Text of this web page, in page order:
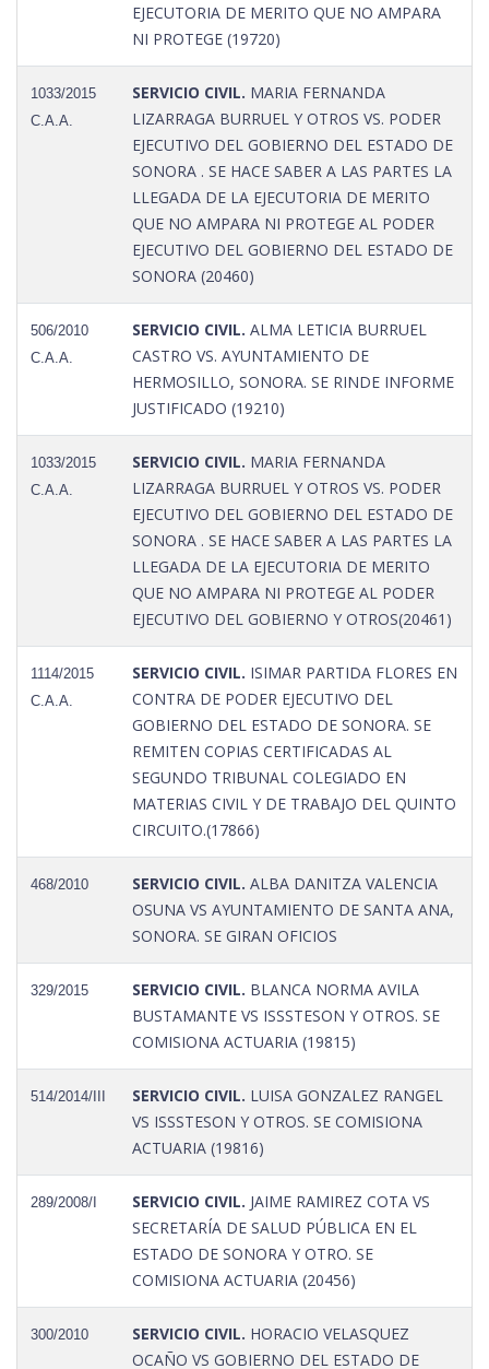
EJECUTORIA DE MERITO QUE NO AMPARA
NI PROTEGE (19720)
1033/2015
C.A.A.
SERVICIO CIVIL. MARIA FERNANDA
LIZARRAGA BURRUEL Y OTROS VS. PODER
EJECUTIVO DEL GOBIERNO DEL ESTADO DE
SONORA . SE HACE SABER A LAS PARTES LA
LLEGADA DE LA EJECUTORIA DE MERITO
QUE NO AMPARA NI PROTEGE AL PODER
EJECUTIVO DEL GOBIERNO DEL ESTADO DE
SONORA (20460)
506/2010
C.A.A.
SERVICIO CIVIL. ALMA LETICIA BURRUEL
CASTRO VS. AYUNTAMIENTO DE
HERMOSILLO, SONORA. SE RINDE INFORME
JUSTIFICADO (19210)
1033/2015
C.A.A.
SERVICIO CIVIL. MARIA FERNANDA
LIZARRAGA BURRUEL Y OTROS VS. PODER
EJECUTIVO DEL GOBIERNO DEL ESTADO DE
SONORA . SE HACE SABER A LAS PARTES LA
LLEGADA DE LA EJECUTORIA DE MERITO
QUE NO AMPARA NI PROTEGE AL PODER
EJECUTIVO DEL GOBIERNO Y OTROS(20461)
1114/2015
C.A.A.
SERVICIO CIVIL. ISIMAR PARTIDA FLORES EN
CONTRA DE PODER EJECUTIVO DEL
GOBIERNO DEL ESTADO DE SONORA. SE
REMITEN COPIAS CERTIFICADAS AL
SEGUNDO TRIBUNAL COLEGIADO EN
MATERIAS CIVIL Y DE TRABAJO DEL QUINTO
CIRCUITO.(17866)
468/2010 SERVICIO CIVIL. ALBA DANITZA VALENCIA
OSUNA VS AYUNTAMIENTO DE SANTA ANA,
SONORA. SE GIRAN OFICIOS
329/2015 SERVICIO CIVIL. BLANCA NORMA AVILA
BUSTAMANTE VS ISSSTESON Y OTROS. SE
COMISIONA ACTUARIA (19815)
514/2014/III SERVICIO CIVIL. LUISA GONZALEZ RANGEL
VS ISSSTESON Y OTROS. SE COMISIONA
ACTUARIA (19816)
289/2008/I SERVICIO CIVIL. JAIME RAMIREZ COTA VS
SECRETARÍA DE SALUD PÚBLICA EN EL
ESTADO DE SONORA Y OTRO. SE
COMISIONA ACTUARIA (20456)
300/2010 SERVICIO CIVIL. HORACIO VELASQUEZ
OCAÑO VS GOBIERNO DEL ESTADO DE